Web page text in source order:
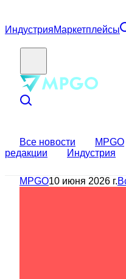
ИндустрияМаркетплейсы
Все новости MPGO
редакции
Индустрия
MPGO10 июня 2026 г.